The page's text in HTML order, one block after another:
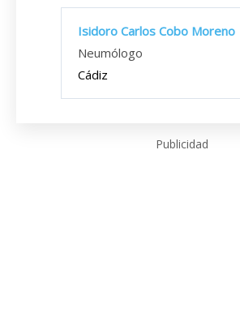
Isidoro Carlos Cobo Moreno
Neumólogo
Cádiz
Publicidad